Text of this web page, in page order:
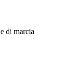
di marcia